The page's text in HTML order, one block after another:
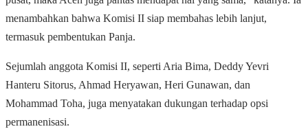
menambahkan bahwa Komisi II siap membahas lebih lanjut,
termasuk pembentukan Panja.
Sejumlah anggota Komisi II, seperti Aria Bima, Deddy Yevri
Hanteru Sitorus, Ahmad Heryawan, Heri Gunawan, dan
Mohammad Toha, juga menyatakan dukungan terhadap opsi
permanenisasi.